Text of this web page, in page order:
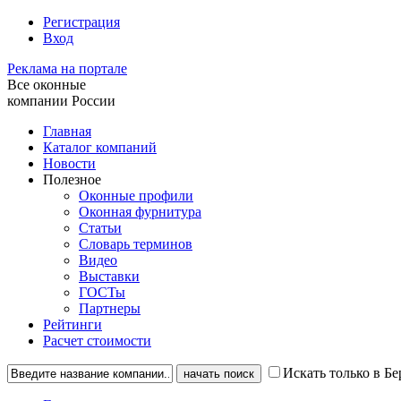
Регистрация
Вход
Реклама на портале
Все оконные
компании России
Главная
Каталог компаний
Новости
Полезное
Оконные профили
Оконная фурнитура
Статьи
Словарь терминов
Видео
Выставки
ГОСТы
Партнеры
Рейтинги
Расчет стоимости
Искать только в